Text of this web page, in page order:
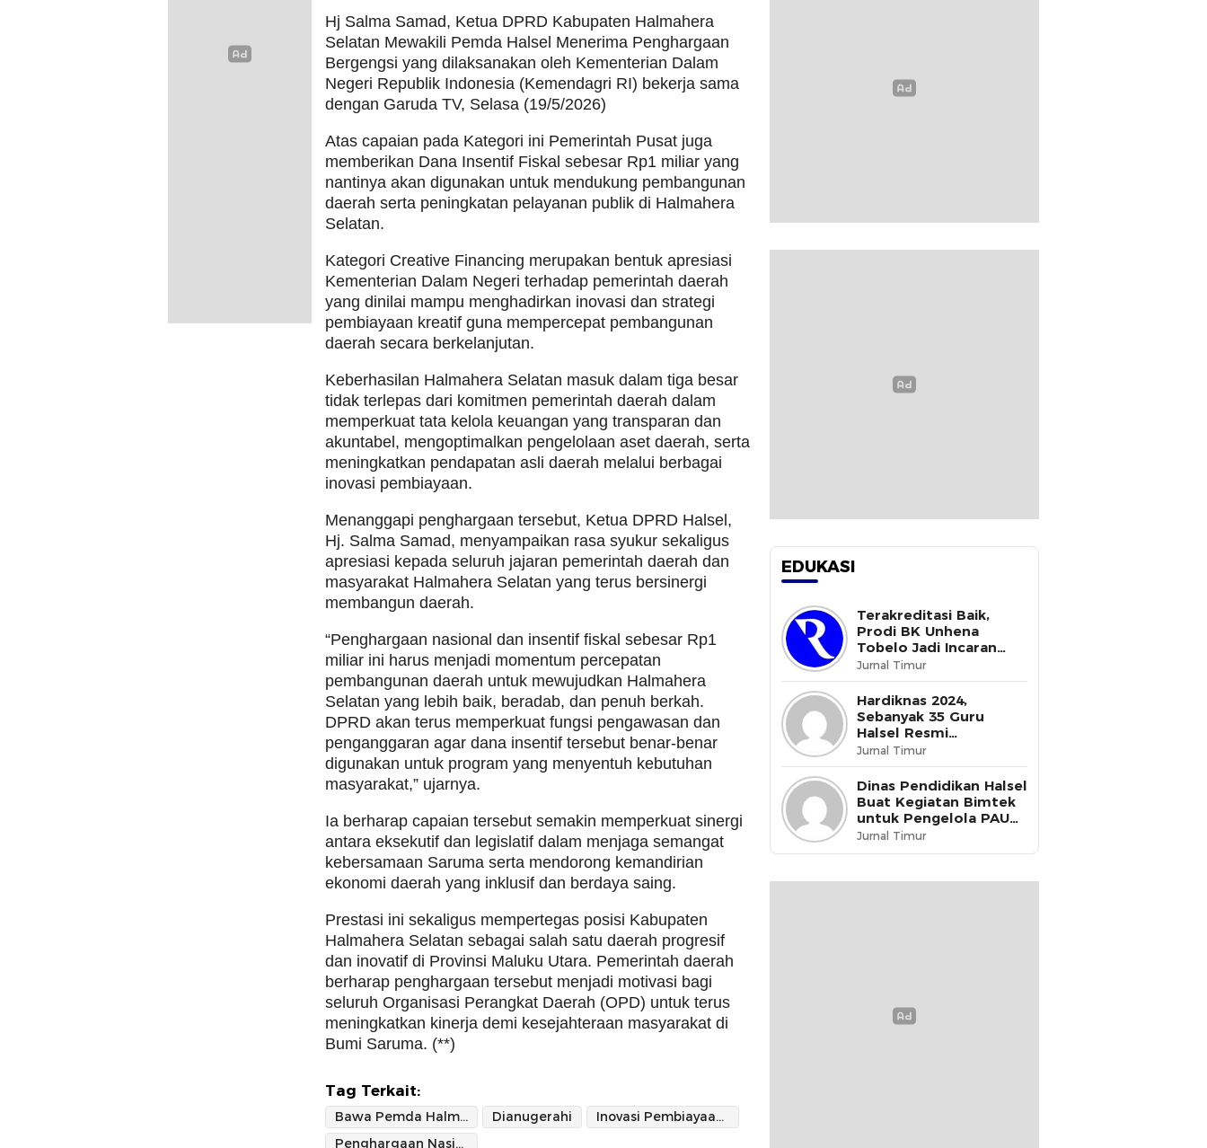
Hj Salma Samad, Ketua DPRD Kabupaten Halmahera
Selatan Mewakili Pemda Halsel Menerima Penghargaan
Bergengsi yang dilaksanakan oleh Kementerian Dalam
Negeri Republik Indonesia (Kemendagri RI) bekerja sama
dengan Garuda TV, Selasa (19/5/2026)
Atas capaian pada Kategori ini Pemerintah Pusat juga
memberikan Dana Insentif Fiskal sebesar Rp1 miliar yang
nantinya akan digunakan untuk mendukung pembangunan
daerah serta peningkatan pelayanan publik di Halmahera
Selatan.
Kategori Creative Financing merupakan bentuk apresiasi
Kementerian Dalam Negeri terhadap pemerintah daerah
yang dinilai mampu menghadirkan inovasi dan strategi
pembiayaan kreatif guna mempercepat pembangunan
daerah secara berkelanjutan.
Keberhasilan Halmahera Selatan masuk dalam tiga besar
tidak terlepas dari komitmen pemerintah daerah dalam
memperkuat tata kelola keuangan yang transparan dan
akuntabel, mengoptimalkan pengelolaan aset daerah, serta
meningkatkan pendapatan asli daerah melalui berbagai
inovasi pembiayaan.
Menanggapi penghargaan tersebut, Ketua DPRD Halsel,
Hj. Salma Samad, menyampaikan rasa syukur sekaligus
apresiasi kepada seluruh jajaran pemerintah daerah dan
masyarakat Halmahera Selatan yang terus bersinergi
membangun daerah.
“Penghargaan nasional dan insentif fiskal sebesar Rp1
miliar ini harus menjadi momentum percepatan
pembangunan daerah untuk mewujudkan Halmahera
Selatan yang lebih baik, beradab, dan penuh berkah.
DPRD akan terus memperkuat fungsi pengawasan dan
penganggaran agar dana insentif tersebut benar-benar
digunakan untuk program yang menyentuh kebutuhan
masyarakat,” ujarnya.
Ia berharap capaian tersebut semakin memperkuat sinergi
antara eksekutif dan legislatif dalam menjaga semangat
kebersamaan Saruma serta mendorong kemandirian
ekonomi daerah yang inklusif dan berdaya saing.
Prestasi ini sekaligus mempertegas posisi Kabupaten
Halmahera Selatan sebagai salah satu daerah progresif
dan inovatif di Provinsi Maluku Utara. Pemerintah daerah
berharap penghargaan tersebut menjadi motivasi bagi
seluruh Organisasi Perangkat Daerah (OPD) untuk terus
meningkatkan kinerja demi kesejahteraan masyarakat di
Bumi Saruma. (**)
Tag Terkait:
Bawa Pemda Halmahera Selatan Dianugerahi
Inovasi Pembiayaan Kreatif
Penghargaan Nasional
EDUKASI
Terakreditasi Baik,
Prodi BK Unhena
Tobelo Jadi Incaran
Mahasiswa Baru
Jurnal Timur
Hardiknas 2024,
Sebanyak 35 Guru
Halsel Resmi
dikukuhkan menjadi
Guru Penggerak
Jurnal Timur
Dinas Pendidikan Halsel
Buat Kegiatan Bimtek
untuk Pengelola PAUD
& PKBM
Jurnal Timur